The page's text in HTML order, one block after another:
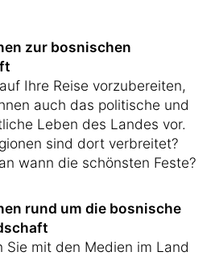
zur bosnischen
Ihre Reise vorzubereiten,
auch das politische und
Leben des Landes vor.
sind dort verbreitet?
wann die schönsten Feste?
rund um die bosnische
Sie mit den Medien im Land